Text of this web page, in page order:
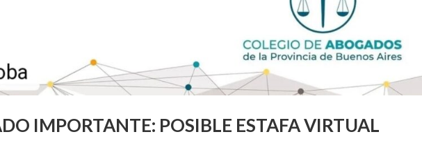
IMPORTANTE: POSIBLE ESTAFA VIRTUAL